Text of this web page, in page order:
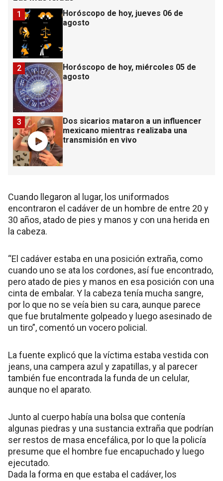
Horóscopo de hoy, jueves 06 de
agosto
1
Horóscopo de hoy, miércoles 05 de
agosto
2
Dos sicarios mataron a un influencer
mexicano mientras realizaba una
transmisión en vivo
3
Cuando llegaron al lugar, los uniformados
encontraron el cadáver de un hombre de entre 20 y
30 años, atado de pies y manos y con una herida en
la cabeza.
“El cadáver estaba en una posición extraña, como
cuando uno se ata los cordones, así fue encontrado,
pero atado de pies y manos en esa posición con una
cinta de embalar. Y la cabeza tenía mucha sangre,
por lo que no se veía bien su cara, aunque parece
que fue brutalmente golpeado y luego asesinado de
un tiro”, comentó un vocero policial.
La fuente explicó que la víctima estaba vestida con
jeans, una campera azul y zapatillas, y al parecer
también fue encontrada la funda de un celular,
aunque no el aparato.
Junto al cuerpo había una bolsa que contenía
algunas piedras y una sustancia extraña que podrían
ser restos de masa encefálica, por lo que la policía
presume que el hombre fue encapuchado y luego
ejecutado.
Dada la forma en que estaba el cadáver, los